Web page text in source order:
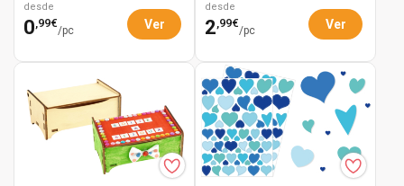
desde
0,99€
/pc Ver
desde
2,99€
/pc Ver